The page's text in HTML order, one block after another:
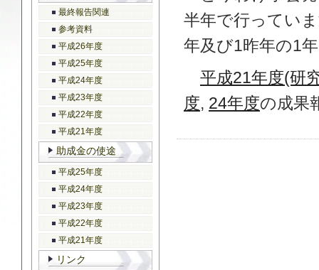
半年で行ってい
年及び1昨年の1
平成21年度(研
度, 24年度の成果
最終報告関連
参考資料
平成26年度
平成25年度
平成24年度
平成23年度
平成22年度
平成21年度
助成金の使途
平成25年度
平成24年度
平成23年度
平成22年度
平成21年度
リンク